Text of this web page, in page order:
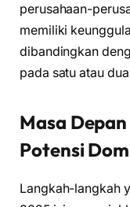
perusahaan-
memiliki
dibandingkan
pada satu atau
Masa
Potensi
Langkah-langkah